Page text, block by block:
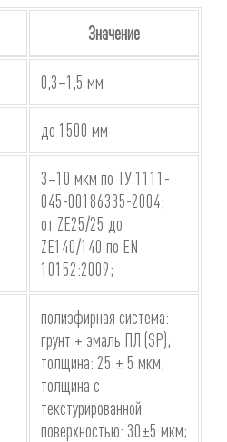
Значение
0,3–1,5 мм
до 1500 мм
3–10 мкм по ТУ 1111-
045-00186335-2004;
от ZE25/25 до
ZE140/140 по EN
10152:2009;
полиэфирная система:
грунт + эмаль ПЛ (SP);
толщина: 25 ± 5 мкм;
толщина с
текстурированной
поверхностью: 30±5 мкм;